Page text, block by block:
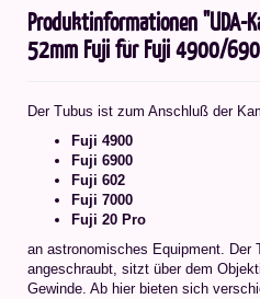
Produktinformationen "UDA-
52mm Fuji für Fuji 4900/
Der Tubus ist zum Anschluß der
Fuji 4900
Fuji 6900
Fuji 602
Fuji 7000
Fuji 20 Pro
an astronomisches Equipment. Der
angeschraubt, sitzt über dem
Gewinde. Ab hier bieten sich